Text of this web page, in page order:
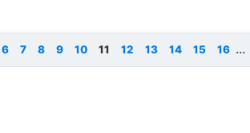
6 7 8 9 10 11 12 13 14 15 16 ...